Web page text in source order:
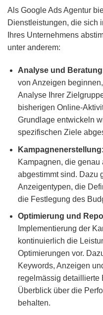
Als Google Ads Agentur
Dienstleistungen, die sich
Ihres Unternehmens
unter anderem:
Analyse und Beratung
von Anzeigen
Analyse Ihrer
bisherigen Online-
Grundlage entwickeln
spezifischen Ziele
Kampagnenerstellung
Kampagnen, die
abgestimmt sind. Dazu
Anzeigentypen, die
die Festlegung des
Optimierung und
Implementierung der
kontinuierlich die
Optimierungen vor.
Keywords, Anzeigen
regelmässig detaillierte
Überblick über die
behalten.